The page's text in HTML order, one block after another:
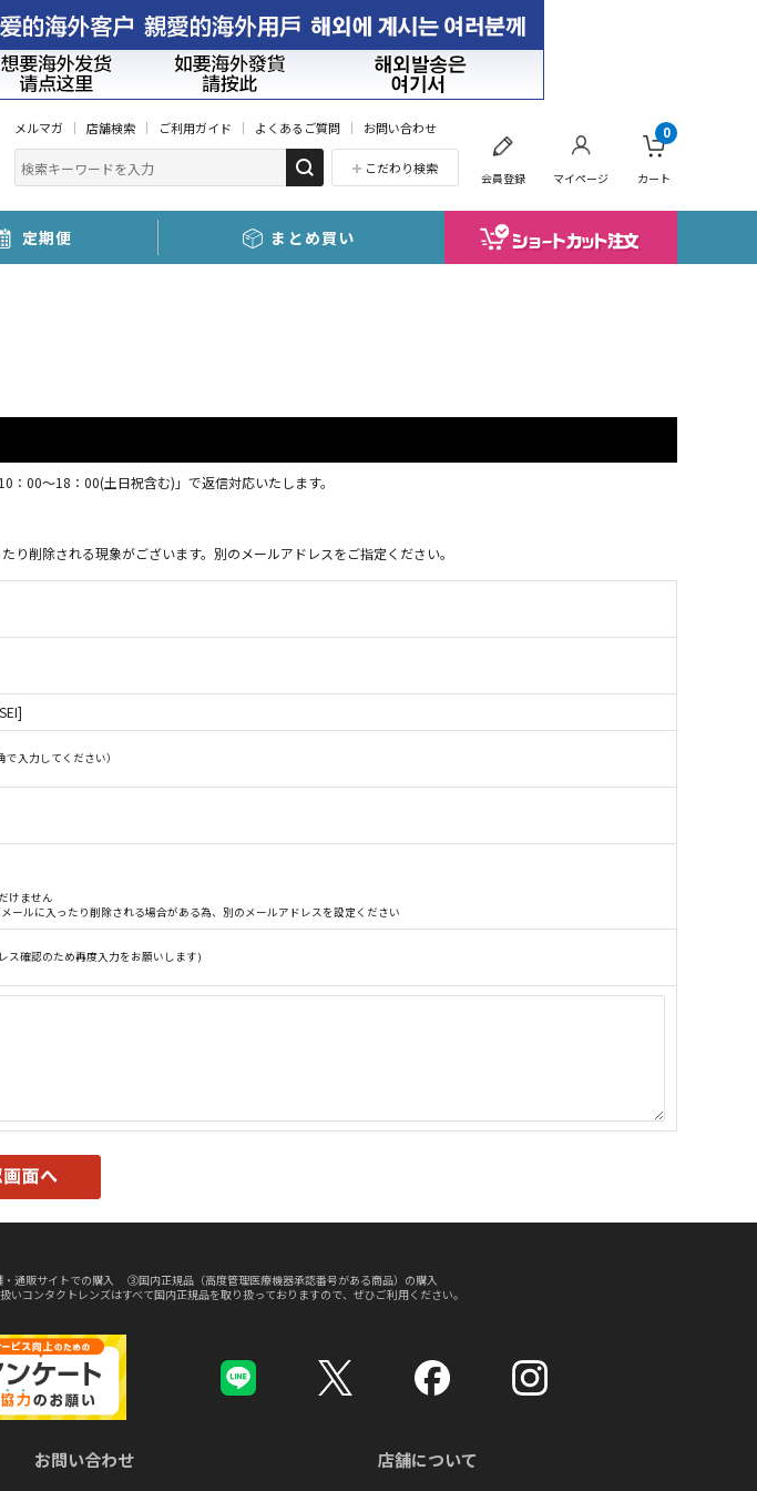
メルマガ 店舗検索 ご利用ガイド よくあるご質問 お問い合わせ
こだわり検索
会員登録 マイページ カート
0
定期便 まとめ買い
00～18：00(土日祝含む)」で返信対応いたします。
削除される現象がございます。別のメールアドレスをご指定ください。
で入力してください）
けません
ールに入ったり削除される場合がある為、別のメールアドレスを設定ください
ス確認のため再度入力をお願いします)
通販サイトでの購入 ③国内正規品（高度管理医療機器承認番号がある商品）の購入
コンタクトレンズはすべて国内正規品を取り扱っておりますので、ぜひご利用ください。
お問い合わせ 店舗について